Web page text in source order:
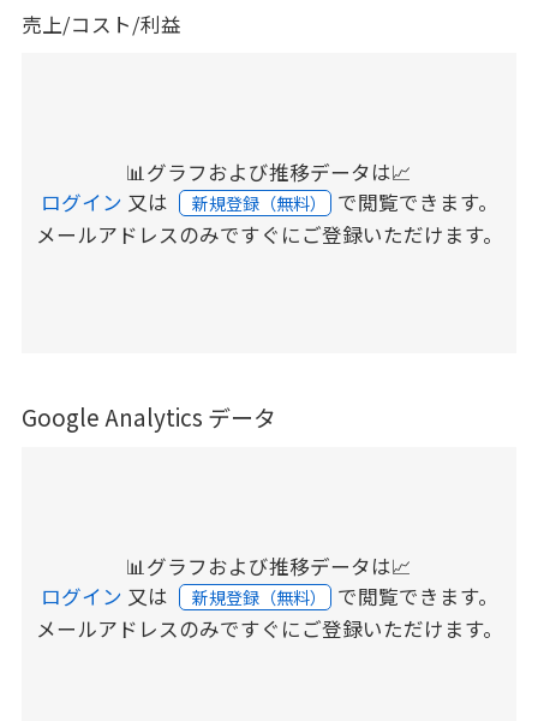
売上/コスト/利益
📊グラフおよび推移データは📈
ログイン 又は 新規登録（無料） で閲覧できます。
メールアドレスのみですぐにご登録いただけます。
Google Analytics データ
📊グラフおよび推移データは📈
ログイン 又は 新規登録（無料） で閲覧できます。
メールアドレスのみですぐにご登録いただけます。